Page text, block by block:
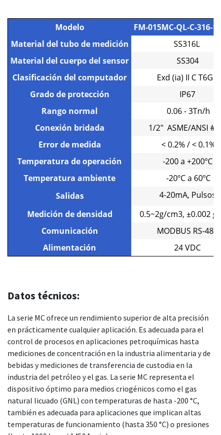
Modelo
FM-015MC-QL-C-316-
Material del tubo de medición
SS316L
Material del cuerpo del sensor
SS304
Clasificación del computador
Exd (ia) II C T6Gb
Grado de protección
IP67
Rango normal
0.06 - 3Tn/h
Conexión bridada
1/2" ASME/ANSI
Error de medida
< 0.2% / < 0.1%
Temperatura de operación
-200 a +200ºC
Temperatura ambiente
-20ºC a 60ºC
Salidas
4-20mA, Pulsos
Medición de densidad
0.5~2g/cm3, ±0.002
Comunicación
MODBUS RS-485
Alimentación
24 VDC
Datos técnicos:
La serie MC ofrece un rendimiento superior de alta precisión
en prácticamente cualquier aplicación. Es adecuada para el
control de procesos en aplicaciones petroquímicas hasta
mediciones de concentración en la industria alimentaria y de
bebidas y mediciones de transferencia de custodia en la
industria del petróleo y el gas. La serie MC representa el
dispositivo óptimo para medios criogénicos como el gas
natural licuado (GNL) con temperaturas de hasta -200 °C,
también es adecuada para aplicaciones que implican altas
temperaturas de funcionamiento (hasta 350 °C) o presiones